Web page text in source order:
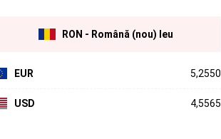
RON - Română (nou) leu
EUR 5,2550
USD 4,5565